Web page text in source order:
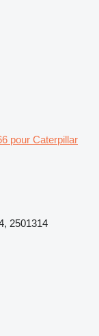
pour Caterpillar
2501314